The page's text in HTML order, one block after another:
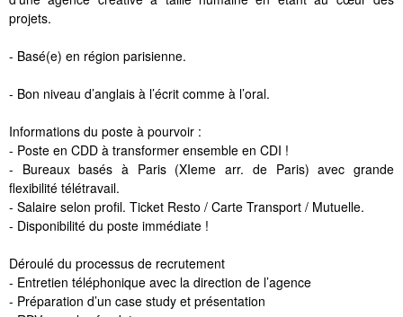
projets.
- Basé(e) en région parisienne.
- Bon niveau d’anglais à l’écrit comme à l’oral.
Informations du poste à pourvoir :
- Poste en CDD à transformer ensemble en CDI !
- Bureaux basés à Paris (XIeme arr. de Paris) avec grande
flexibilité télétravail.
- Salaire selon profil. Ticket Resto / Carte Transport / Mutuelle.
- Disponibilité du poste immédiate !
Déroulé du processus de recrutement
- Entretien téléphonique avec la direction de l’agence
- Préparation d’un case study et présentation